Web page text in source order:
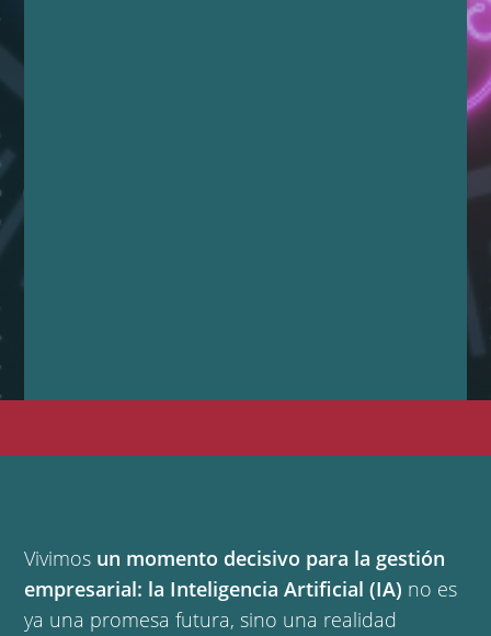
Vivimos un momento decisivo para la gestión
empresarial: la Inteligencia Artificial (IA) no es
ya una promesa futura, sino una realidad